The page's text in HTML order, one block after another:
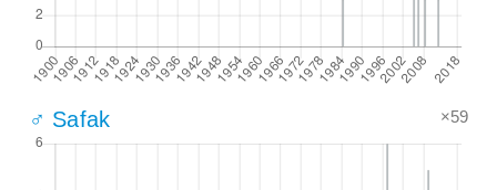
♂ Safak ×59